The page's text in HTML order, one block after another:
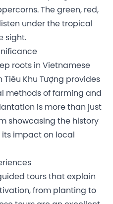
The green, red,
under the tropical
sight.
roots in Vietnamese
Khu Tượng provides
methods of farming and
is more than just
showcasing the history
impact on local
tours that explain
from planting to